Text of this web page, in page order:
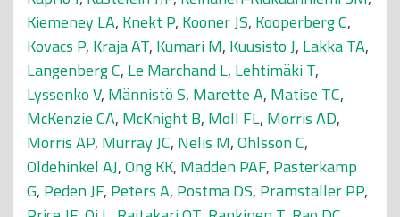
Kiemeney LA, Knekt P, Kooner JS, Kooperberg C,
Kovacs P, Kraja AT, Kumari M, Kuusisto J, Lakka TA,
Langenberg C, Le Marchand L, Lehtimäki T,
Lyssenko V, Männistö S, Marette A, Matise TC,
McKenzie CA, McKnight B, Moll FL, Morris AD,
Morris AP, Murray JC, Nelis M,Ohlsson C,
Oldehinkel AJ,Ong KK, Madden PAF, Pasterkamp
G, Peden JF, Peters A, Postma DS, Pramstaller PP,